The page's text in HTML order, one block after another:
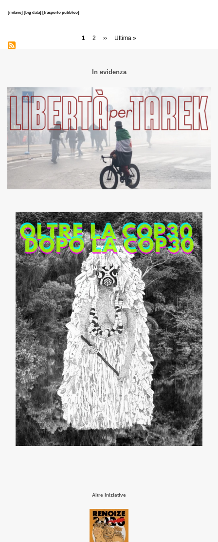
[milano] [big data] [trasporto pubblico]
Pagina
1 Page
2
Pagina
››
Ultima
Ultima »
In evidenza
Altre Iniziative